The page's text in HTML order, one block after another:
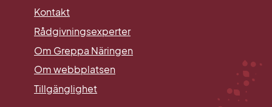
Kontakt
Rådgivningsexperter
Om Greppa Näringen
Om webbplatsen
Tillgänglighet